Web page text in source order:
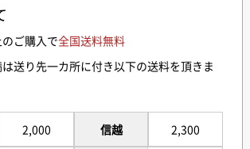
ご購入で全国送料無料
送り先一カ所に付き以下の送料を頂きま
2,000 信越 2,300